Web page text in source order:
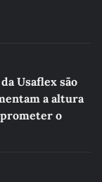
Usaflex são
a altura
o